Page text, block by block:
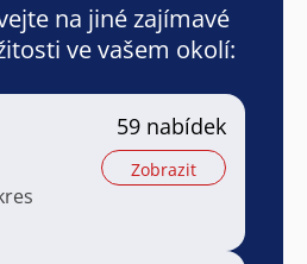
na jiné zajímavé
ve vašem okolí:
59 nabídek
Zobrazit